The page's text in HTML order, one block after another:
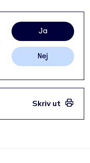
Ja
Nej
Skriv ut